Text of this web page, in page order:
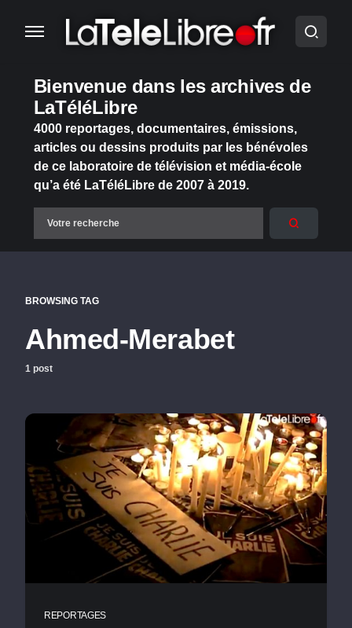
Bienvenue dans les archives de
LaTéléLibre
4000 reportages, documentaires, émissions,
articles ou dessins produits par les bénévoles
de ce laboratoire de télévision et média-école
qu’a été LaTéléLibre de 2007 à 2019.
BROWSING TAG
Ahmed-Merabet
1 post
REPORTAGES